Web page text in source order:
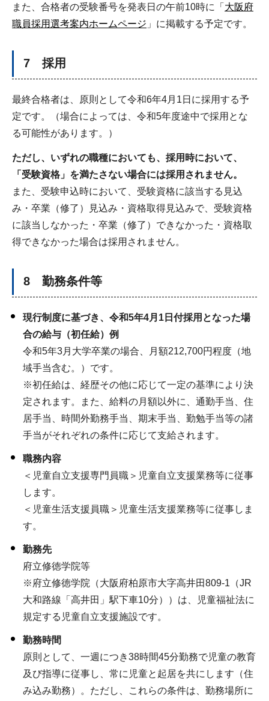
また、合格者の受験番号を発表日の午前10時に「 大阪府
職員採用選考案内ホームページ 」に掲載する予定です。
7 採用
最終合格者は、原則として令和6年4月1日に採用する予
定です。（場合によっては、令和5年度途中で採用とな
る可能性があります。）
ただし、いずれの職種においても、採用時において、
「受験資格」を満たさない場合には採用されません。
また、受験申込時において、受験資格に該当する見込
み・卒業（修了）見込み・資格取得見込みで、受験資格
に該当しなかった・卒業（修了）できなかった・資格取
得できなかった場合は採用されません。
8 勤務条件等
現行制度に基づき、令和5年4月1日付採用となった場
合の給与（初任給）例
令和5年3月大学卒業の場合、月額212,700円程度（地
域手当含む。）です。
※初任給は、経歴その他に応じて一定の基準により決
定されます。また、給料の月額以外に、通勤手当、住
居手当、時間外勤務手当、期末手当、勤勉手当等の諸
手当がそれぞれの条件に応じて支給されます。
職務内容
＜児童自立支援専門員職＞児童自立支援業務等に従事
します。
＜児童生活支援員職＞児童生活支援業務等に従事しま
す。
勤務先
府立修徳学院等
※府立修徳学院（大阪府柏原市大字高井田809-1（JR
大和路線「高井田」駅下車10分））は、児童福祉法に
規定する児童自立支援施設です。
勤務時間
原則として、一週につき38時間45分勤務で児童の教育
及び指導に従事し、常に児童と起居を共にします（住
み込み勤務）。ただし、これらの条件は、勤務場所に